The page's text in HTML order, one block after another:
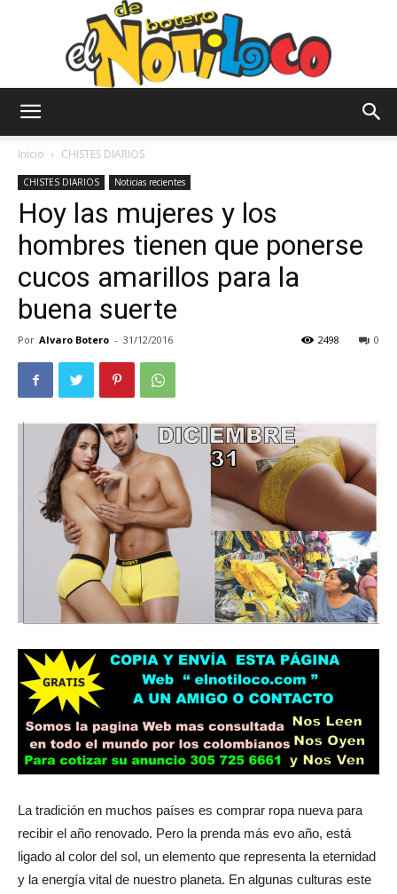
Notiloco
de
Inicio CHISTES DIARIOS
CHISTES DIARIOS Noticias recientes
Hoy las mujeres y los
hombres tienen que ponerse
cucos amarillos para la
buena suerte
Por Alvaro Botero - 31/12/2016 0
2498
La tradición en muchos países es comprar ropa nueva para
recibir el año renovado. Pero la prenda más evo año, está
ligado al color del sol, un elemento que representa la eternidad
y la energía vital de nuestro planeta. En algunas culturas este